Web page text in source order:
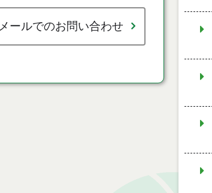
メールでのお問い合わせ